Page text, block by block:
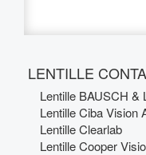
LENTILLE
Lentille BAUSCH &
Lentille Ciba Vision
Lentille Clearlab
Lentille Cooper